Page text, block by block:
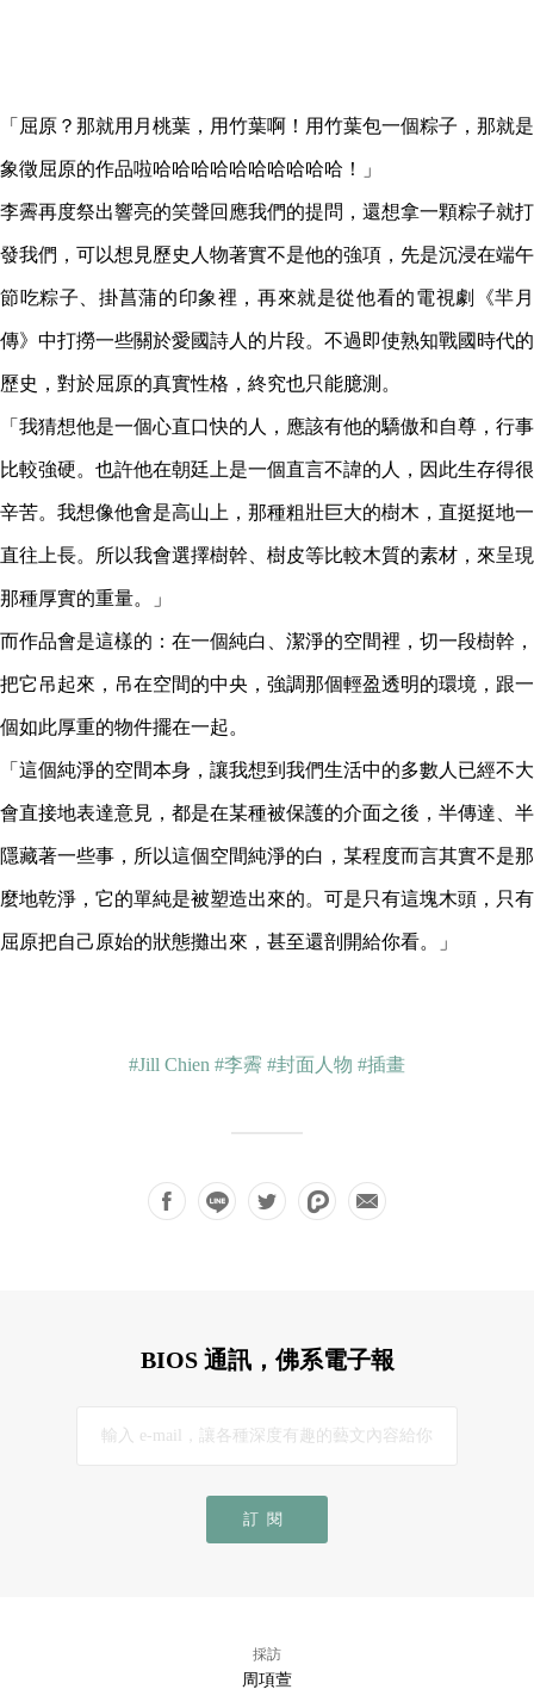
「屈原？那就用月桃葉，用竹葉啊！用竹葉包一個粽子，那就是
象徵屈原的作品啦哈哈哈哈哈哈哈哈哈哈！」
李霽再度祭出響亮的笑聲回應我們的提問，還想拿一顆粽子就打
發我們，可以想見歷史人物著實不是他的強項，先是沉浸在端午
節吃粽子、掛菖蒲的印象裡，再來就是從他看的電視劇《羋月
傳》中打撈一些關於愛國詩人的片段。不過即使熟知戰國時代的
歷史，對於屈原的真實性格，終究也只能臆測。
「我猜想他是一個心直口快的人，應該有他的驕傲和自尊，行事
比較強硬。也許他在朝廷上是一個直言不諱的人，因此生存得很
辛苦。我想像他會是高山上，那種粗壯巨大的樹木，直挺挺地一
直往上長。所以我會選擇樹幹、樹皮等比較木質的素材，來呈現
那種厚實的重量。」
而作品會是這樣的：在一個純白、潔淨的空間裡，切一段樹幹，
把它吊起來，吊在空間的中央，強調那個輕盈透明的環境，跟一
個如此厚重的物件擺在一起。
「這個純淨的空間本身，讓我想到我們生活中的多數人已經不大
會直接地表達意見，都是在某種被保護的介面之後，半傳達、半
隱藏著一些事，所以這個空間純淨的白，某程度而言其實不是那
麼地乾淨，它的單純是被塑造出來的。可是只有這塊木頭，只有
屈原把自己原始的狀態攤出來，甚至還剖開給你看。」
#Jill Chien #李霽 #封面人物 #插畫
BIOS 通訊，佛系電子報
訂閱
採訪
周項萱